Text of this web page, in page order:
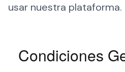
usar nuestra plataforma.
Condiciones